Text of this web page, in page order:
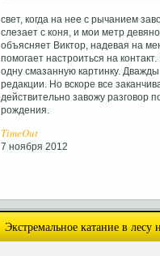
свет, когда на нее с рычанием
слезает с коня, и мои метр
объясняет Виктор, надевая на
помогает настроиться на
одну смазанную картинку.
редакции. Но вскоре все
действительно завожу разговор
рождения.
TimeOut
7 ноября 2012
Экстремальное катание в лесу